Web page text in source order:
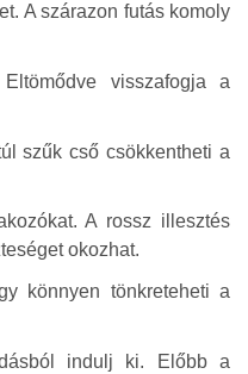
A szárazon futás komoly
visszafogja a
szűk cső csökkentheti a
A rossz illesztés
okozhat.
könnyen tönkreteheti a
indulj ki. Előbb a